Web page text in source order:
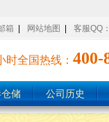
箱 网站地图 客服QQ
时全国热线： 400-
储 公司历史